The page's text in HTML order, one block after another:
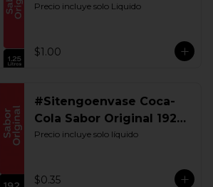
ML. Retornable UIO
Precio incluye solo Liquido
$1.00
#Sitengoenvase Coca-
Cola Sabor Original 192
ML. Retornable
Precio incluye solo líquido
$0.35